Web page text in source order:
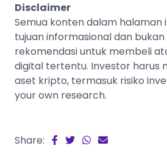
Disclaimer
Semua konten dalam halaman
tujuan informasional dan
rekomendasi untuk membeli
digital tertentu. Investor harus
aset kripto, termasuk risiko
your own research.
Share: